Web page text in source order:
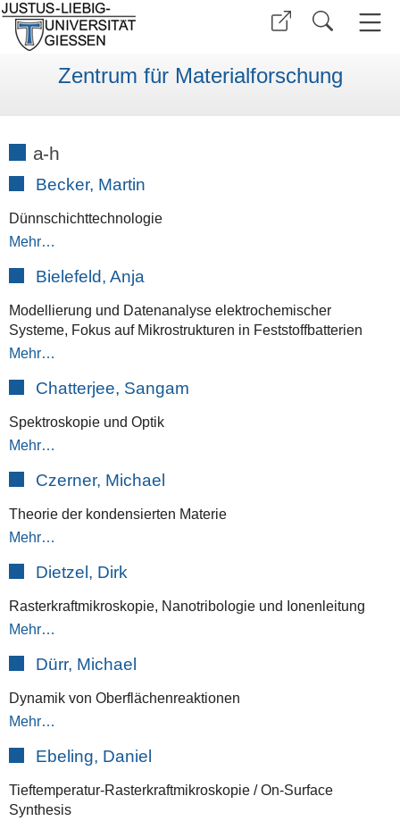
Zentrum für Materialforschung
a-h
Becker, Martin
Dünnschichttechnologie
Mehr…
Bielefeld, Anja
Modellierung und Datenanalyse elektrochemischer
Systeme, Fokus auf Mikrostrukturen in Feststoffbatterien
Mehr…
Chatterjee, Sangam
Spektroskopie und Optik
Mehr…
Czerner, Michael
Theorie der kondensierten Materie
Mehr…
Dietzel, Dirk
Rasterkraftmikroskopie, Nanotribologie und Ionenleitung
Mehr…
Dürr, Michael
Dynamik von Oberflächenreaktionen
Mehr…
Ebeling, Daniel
Tieftemperatur-Rasterkraftmikroskopie / On-Surface
Synthesis